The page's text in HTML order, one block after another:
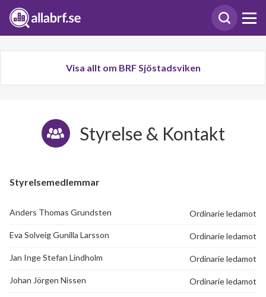
Visa allt om BRF Sjöstadsviken
Styrelse & Kontakt
Styrelsemedlemmar
Anders Thomas Grundsten Ordinarie ledamot
Eva Solveig Gunilla Larsson Ordinarie ledamot
Jan Inge Stefan Lindholm Ordinarie ledamot
Johan Jörgen Nissen Ordinarie ledamot